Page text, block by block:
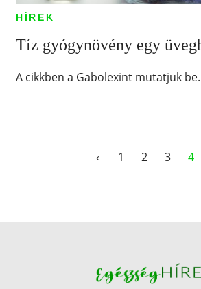
HÍREK
Tíz gyógynövény egy
A cikkben a Gabolexint mutatjuk be.
‹ 1 2 3 4